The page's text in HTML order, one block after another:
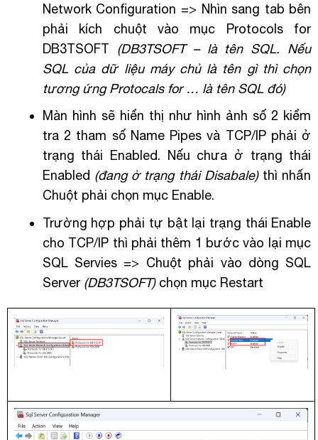
Network Configuration => Nhìn sang tab bên
phải kích chuột vào mục Protocols for
DB3TSOFT (DB3TSOFT – là tên SQL. Nếu
SQL của dữ liệu máy chủ là tên gì thì chọn
tương ứng Protocals for … là tên SQL đó)
Màn hình sẽ hiển thị như hình ảnh số 2 kiểm
tra 2 tham số Name Pipes và TCP/IP phải ở
trạng thái Enabled. Nếu chưa ở trạng thái
Enabled (đang ở trạng thái Disabale)thì nhấn
Chuột phải chọn mục Enable.
Trường hợp phải tự bật lại trạng thái Enable
cho TCP/IP thì phải thêm 1 bước vào lại mục
SQL Servies => Chuột phải vào dòng SQL
Server (DB3TSOFT)chọn mục Restart